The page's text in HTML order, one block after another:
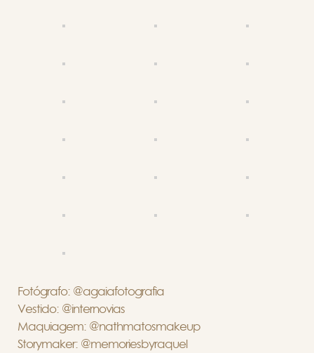
Fotógrafo: @agaiafotografia
Vestido: @internovias
Maquiagem: @nathmatosmakeup
Storymaker: @memoriesbyraquel